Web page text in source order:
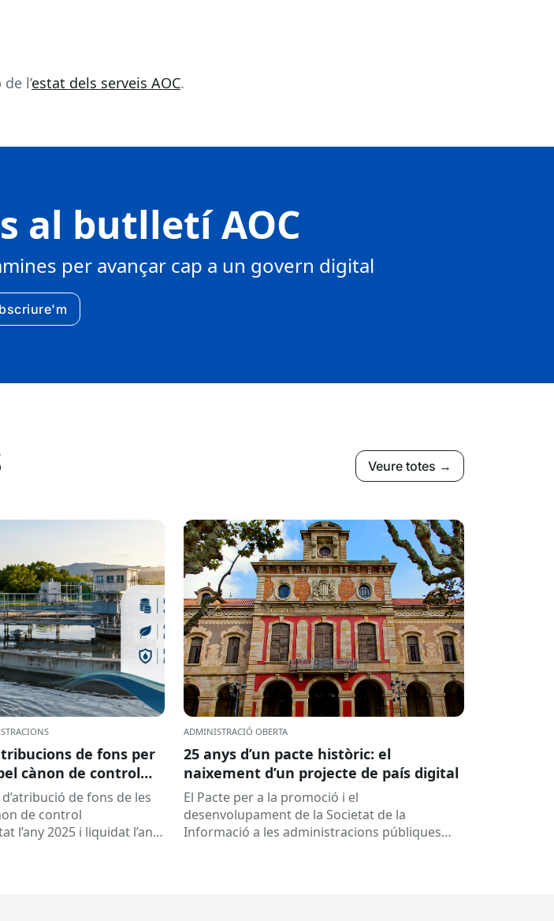
l’estat dels serveis AOC.
al butlletí AOC
per avançar cap a un govern digital
Veure totes →
de fons per
cànon de control
l’any 2025 i
de fons de les
de control
l’any 2025 i liquidat l’any
ADMINISTRACIÓ OBERTA
25 anys d’un pacte històric: el
naixement d’un projecte de país digital
El Pacte per a la promoció i el
desenvolupament de la Societat de la
Informació a les administracions públiques